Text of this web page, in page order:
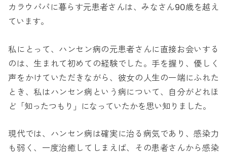
カラウパパに暮らす元患者さんは、みなさん90歳を越え
ています。
私にとって、ハンセン病の元患者さんに直接お会いする
のは、生まれて初めての経験でした。手を握り、優しく
声をかけていただきながら、彼女の人生の一端にふれた
とき、私はハンセン病という病について、自分がどれほ
ど「知ったつもり」になっていたかを思い知りました。
現代では、ハンセン病は確実に治る病気であり、感染力
も弱く、一度治癒してしまえば、その患者さんから感染